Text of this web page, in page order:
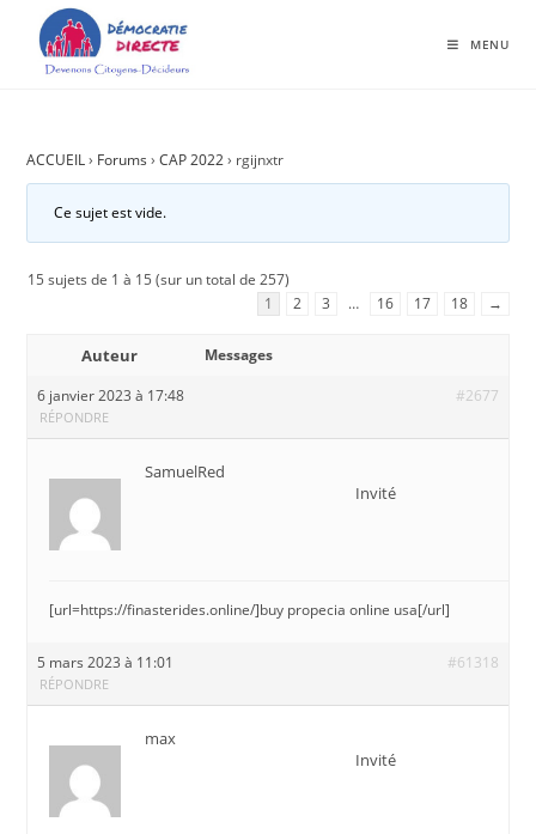
MENU
ACCUEIL › Forums › CAP 2022 › rgijnxtr
Ce sujet est vide.
15 sujets de 1 à 15 (sur un total de 257)
1
2 3 … 16 17 18 →
Auteur
Messages
6 janvier 2023 à 17:48
#2677
RÉPONDRE
SamuelRed
Invité
[url=https://finasterides.online/]buy propecia online usa[/url]
5 mars 2023 à 11:01 #61318
RÉPONDRE
max
Invité